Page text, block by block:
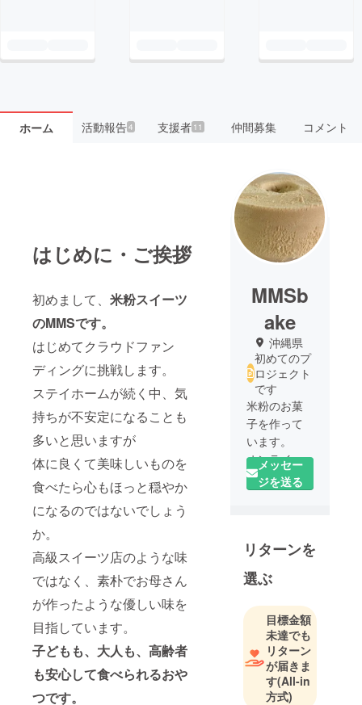
ホーム 活動報告4 支援者 11 仲間募集 コメント
はじめに・ご挨拶
初めまして、 米粉スイーツ
のMMSです。
はじめてクラウドファン
ディングに挑戦します。
ステイホームが続く中、気
持ちが不安定になることも
多いと思いますが
体に良くて美味しいものを
食べたら心もほっと穏やか
になるのではないでしょう
か。
高級スイーツ店のような味
ではなく、素朴でお母さん
が作ったような優しい味を
目指しています。
子どもも、大人も、高齢者
も安心して食べられるおや
つです。
MMSb
ake
沖縄県
初めてのプ
ロジェクト
です
米粉のお菓
子を作って
います。
オンライン
ストアを開
設して全国
たいです。
子育てとプ
を両立でき
るよう頑張
ります。
メッセー
ジを送る
リターンを
選ぶ
目標金額
未達でも
リターン
が届きま
す(All-in
方式)